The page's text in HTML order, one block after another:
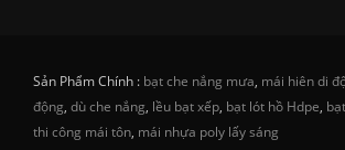
Sản Phẩm Chính : bạt che nắng mưa, mái hiên di
động, dù che nắng, lều bạt xếp, bạt lót hồ Hdpe,
thi công mái tôn, mái nhựa poly lấy sáng